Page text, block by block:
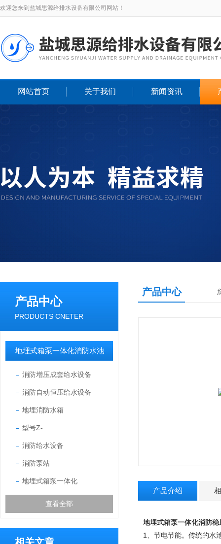
欢迎您来到盐城思源给排水设备有限公司网站！
网站首页 关于我们 新闻资讯
产品中心
PRODUCTS CNETER
地埋式箱泵一体化消防水池
消防增压成套给水设备
消防自动恒压给水设备
地埋消防水箱
型号Z-
消防给水设备
消防泵站
地埋式箱泵一体化
查看全部
产品中心
产品介绍
地埋式箱泵一体化消防稳
1、节电节能。传统的水